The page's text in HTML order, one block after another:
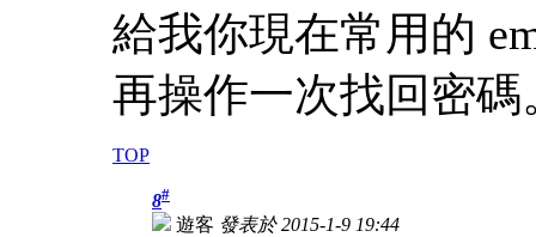
給我你現在常用的
再操作一次找回密碼
TOP
8#
遊客 發表於 2015-1-9 19:44